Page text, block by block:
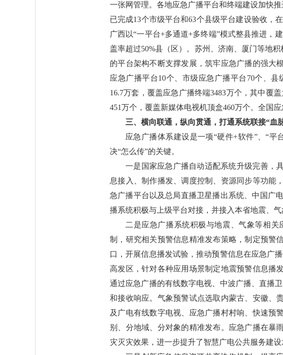
一张网管理。各地应急广播平台和终端建设加快
已完成13个市级平台和63个县级平台建设验收，
广西以“一平台+多通道+多终端”模式整县推进，
盖率超过50%县（区）。苏州、济南、厦门等地
的平台架构不断支撑发展，筑牢应急广播的强大
应急广播平台10个、市级应急广播平台70个、
16.7万套，覆盖应急广播终端3483万个，其中覆
451万个，覆盖新媒体电视机顶盒460万个。全国
三、横向联通，纵向贯通，打通系统联接“血
应急广播体系建设是一项“硬件+软件”、“
决“怎么传”的关键。
一是国家应急广播自动适配系统升级完善，
息接入、制作播发、调度控制、资源同步等功能
急广播平台以及总局直播卫星播出系统、中国广
播系统积极与上级平台对接，并接入本省地震、
二是应急广播系统积极与地震、气象等相
制，研究相关预警信息精准发布策略，制定预警
口，开展信息播发试验，推动预警信息在应急广
高发区，针对各种应用场景制定地震预警信息播
通过应急广播的有线数字电视、中波广播、直播
和接收响应。气象预警试点选取内蒙古、安徽、
及广电有线数字电视、应急广播村村响、快速预
别、分地域、分对象的精准发布。应急广播在暴
灾灭灾效果，进一步提升了智慧广电公共服务建设